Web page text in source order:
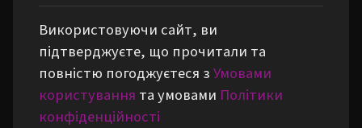
Використовуючи сайт, ви
підтверджуєте, що прочитали та
повністю погоджуєтеся зУмовами
користування та умовами Політики
конфіденційності